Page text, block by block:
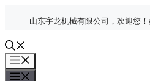
内
容
山东宇龙机械有限公司，欢迎您